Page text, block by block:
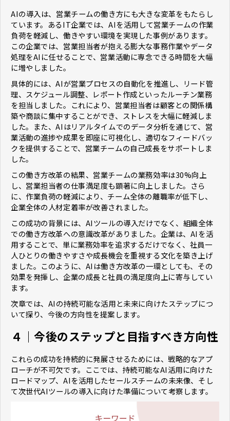
AIの導入は、営業チームの働き方にも大きな変革をもたらし
ています。あるIT企業では、AIを活用して営業チームの作業
負荷を軽減し、働きやすい環境を実現した事例があります。
この企業では、営業担当者が抱える膨大な事務作業やデータ
処理をAIに任せることで、営業活動に専念できる時間を大幅
に増やしました。
具体的には、AIが営業プロセスの自動化を推進し、リード管
理、スケジュール調整、レポート作成といったルーチン業務
を担当しました。これにより、営業担当者は顧客との関係構
築や商談に集中することができ、ストレスを大幅に軽減しま
した。また、AIはリアルタイムでのデータ分析を通じて、営
業活動の進捗や成果を即座に可視化し、適切なフィードバッ
クを提供することで、営業チームの自己成長をサポートしま
した。
この働き方改革の結果、営業チームの業務効率は30%向上
し、営業担当者の仕事満足度も顕著に向上しました。さら
に、作業負荷の軽減により、チーム全体の離職率が低下し、
企業全体の人材定着率が改善されました。
この成功の背景には、AIツールの導入だけでなく、組織全体
での働き方改革への意識改革がありました。企業は、AIを活
用することで、単に業務効率を追求するだけでなく、社員一
人ひとりの働きやすさや成長機会を重視する文化を築き上げ
ました。このように、AIは働き方改革の一環としても、その
効果を発揮し、企業の成長と社員の満足度向上に寄与してい
ます。
次章では、AIの持続可能な活用と未来に向けたステップにつ
いて探り、今後の方向性を提案します。
４｜今後のステップと目指すべき方向性
これらの成功を持続的に発展させるためには、戦略的なアプ
ローチが不可欠です。ここでは、持続可能なAI活用に向けた
ロードマップ、AIを活用したセールスチームの未来像、そし
て次世代AIツールの導入に向けた準備について考察します。